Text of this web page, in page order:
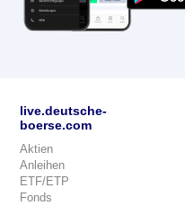
live.deutsche-
boerse.com
Aktien
Anleihen
ETF/ETP
Fonds